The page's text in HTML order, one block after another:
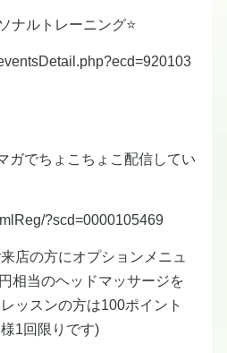
ナルトレーニング⭐️
ガでちょこちょこ配信してい
?scd=0000105469
店の方にオプションメニュ
相当のヘッドマッサージを
ッスンの方は100ポイント
1回限りです)